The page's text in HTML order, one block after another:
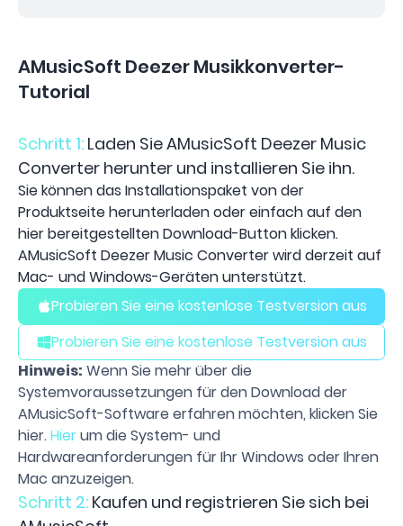
AMusicSoft Deezer Musikkonverter-
Tutorial
Schritt 1: Laden Sie AMusicSoft Deezer Music
Converter herunter und installieren Sie ihn.
Sie können das Installationspaket von der
Produktseite herunterladen oder einfach auf den
hier bereitgestellten Download-Button klicken.
AMusicSoft Deezer Music Converter wird derzeit auf
Mac- und Windows-Geräten unterstützt.
Probieren Sie eine kostenlose Testversion aus
Probieren Sie eine kostenlose Testversion aus
Hinweis: Wenn Sie mehr über die
Systemvoraussetzungen für den Download der
AMusicSoft-Software erfahren möchten, klicken Sie
hier.Hierum die System- und
Hardwareanforderungen für Ihr Windows oder Ihren
Mac anzuzeigen.
Schritt 2: Kaufen und registrieren Sie sich bei